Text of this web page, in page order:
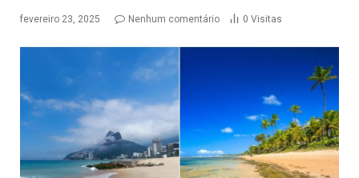
fevereiro 23, 2025 Nenhum comentário 0 Visitas